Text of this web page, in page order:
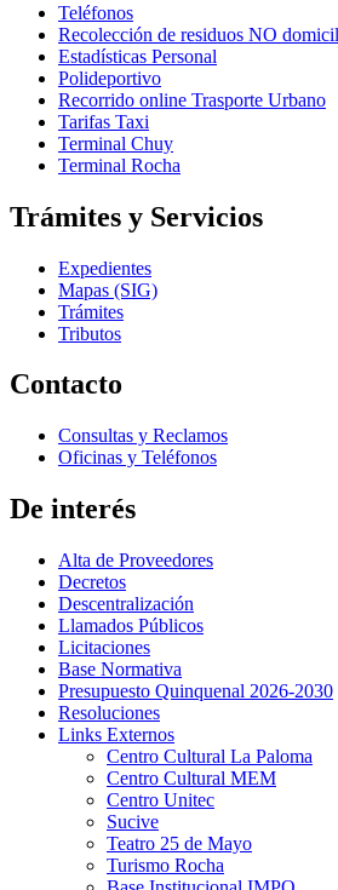
Teléfonos
Recolección de residuos NO
Estadísticas Personal
Polideportivo
Recorrido online Trasporte Urbano
Tarifas Taxi
Terminal Chuy
Terminal Rocha
Trámites y Servicios
Expedientes
Mapas (SIG)
Trámites
Tributos
Contacto
Consultas y Reclamos
Oficinas y Teléfonos
De interés
Alta de Proveedores
Decretos
Descentralización
Llamados Públicos
Licitaciones
Base Normativa
Presupuesto Quinquenal 2026-2030
Resoluciones
Links Externos
Centro Cultural La Paloma
Centro Cultural MEM
Centro Unitec
Sucive
Teatro 25 de Mayo
Turismo Rocha